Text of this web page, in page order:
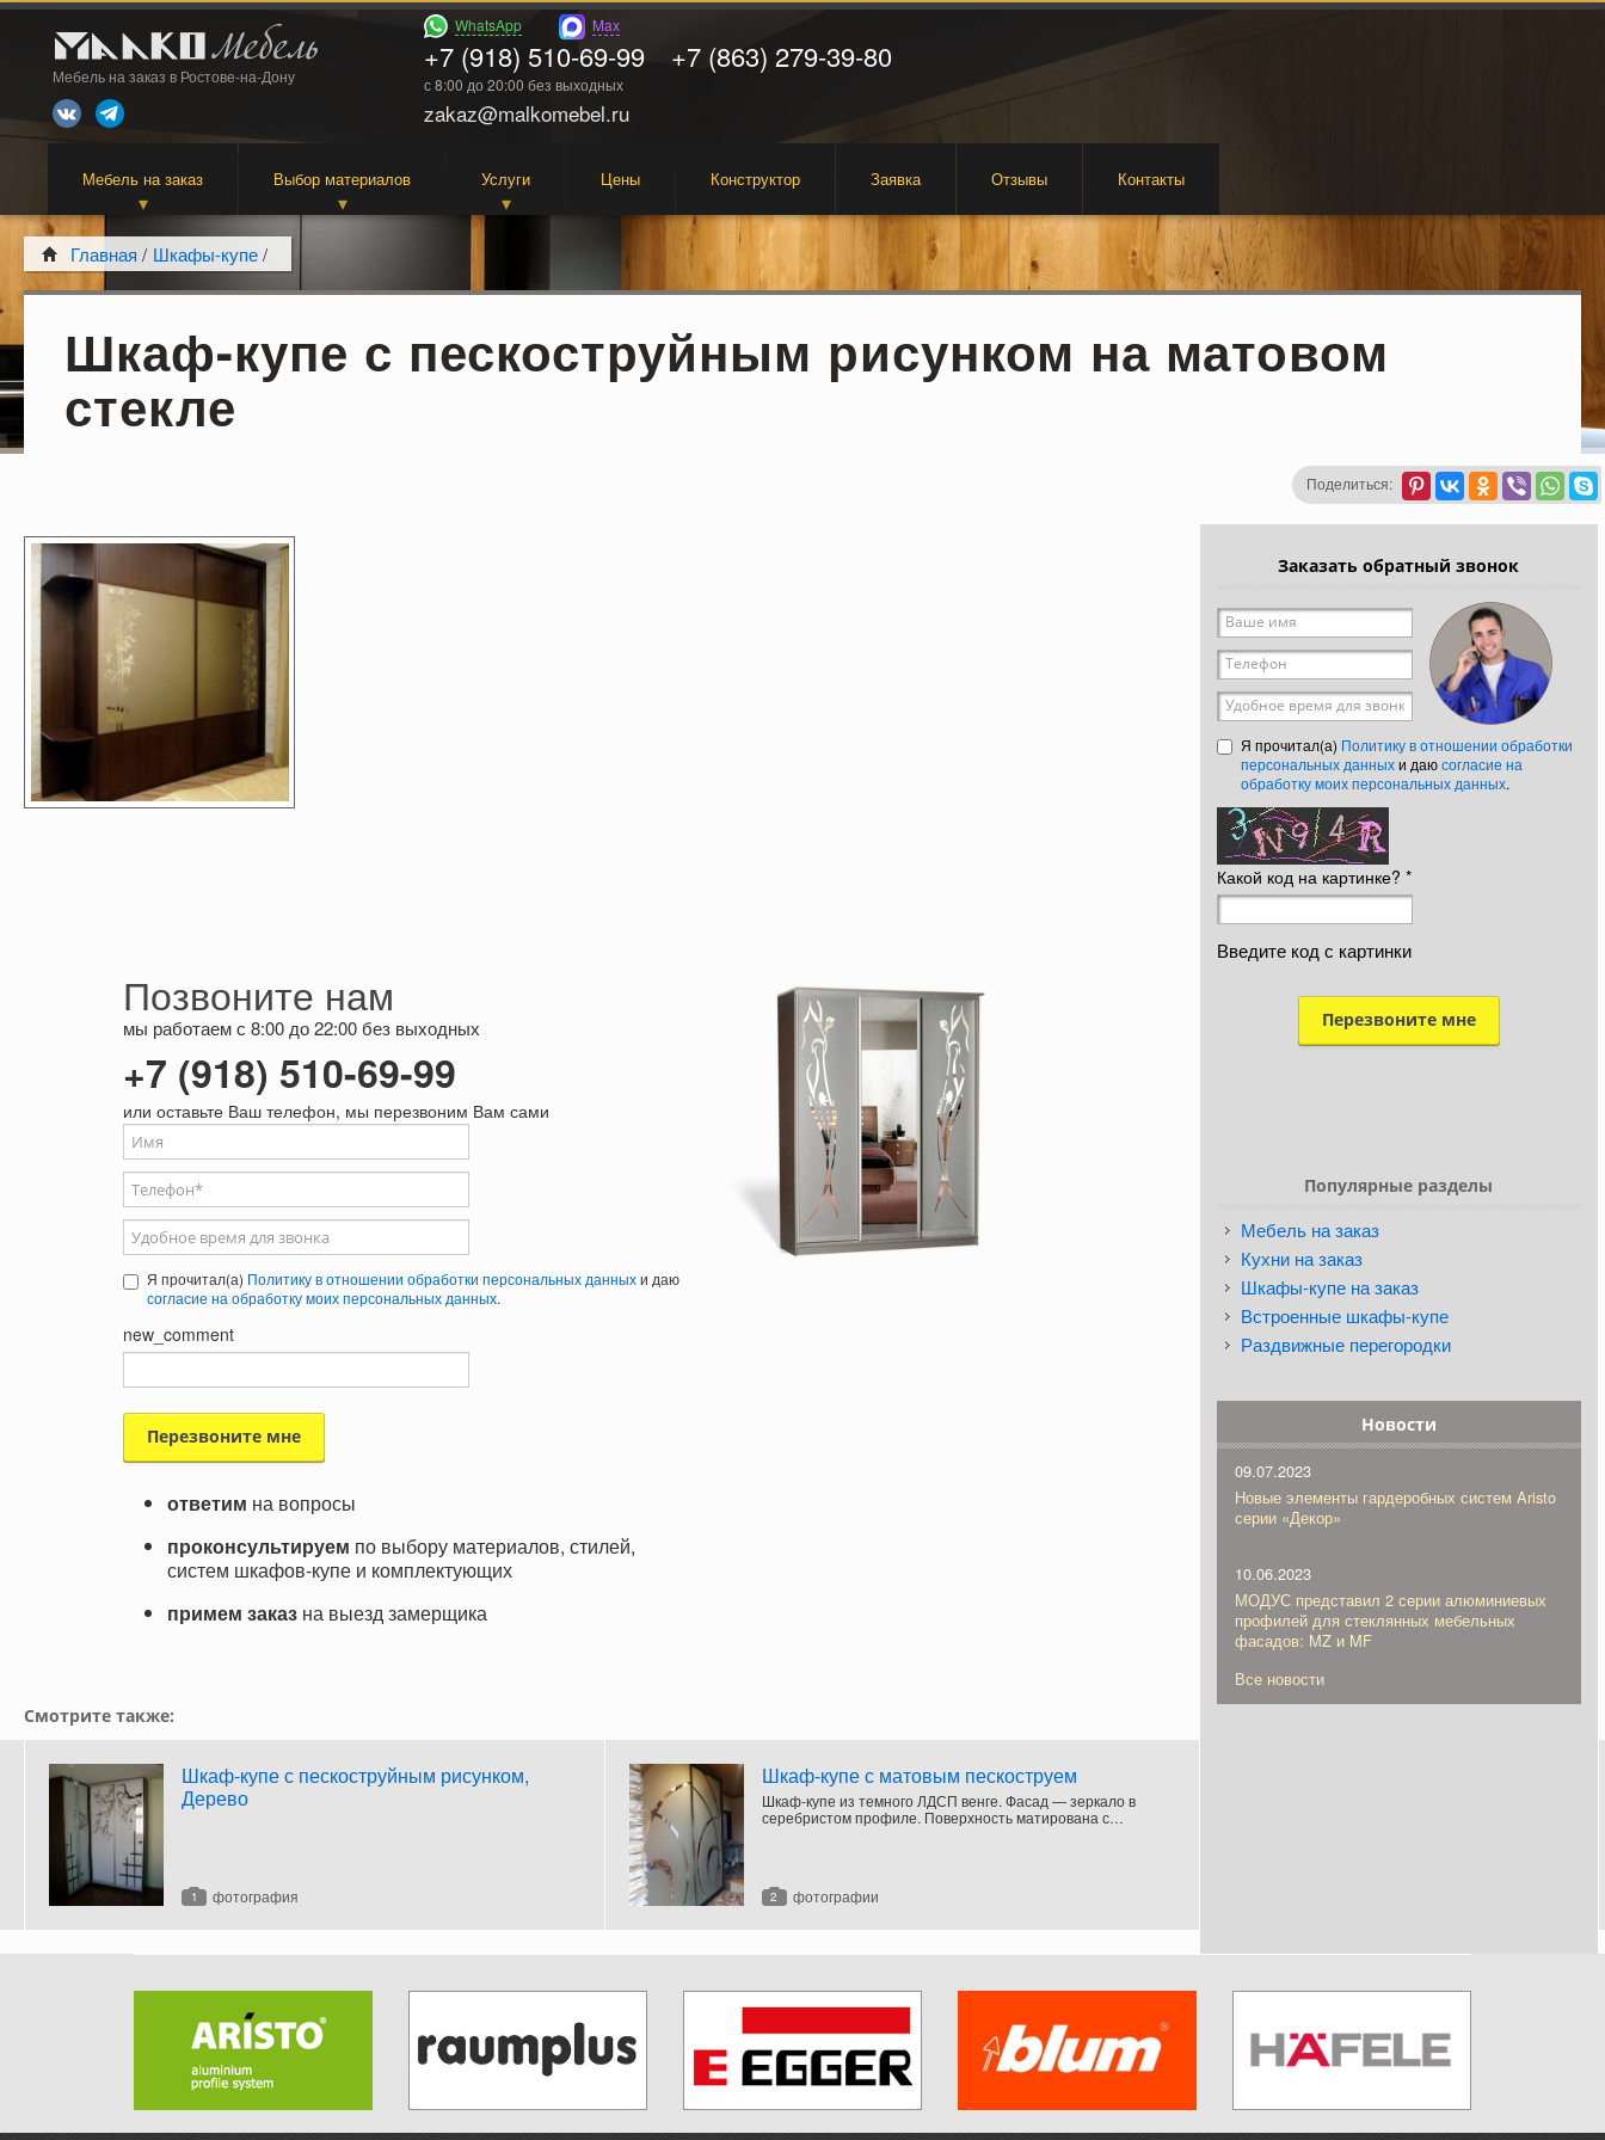
Мебель на заказ в Ростове-на-Дону
WhatsApp Max
+7 (918) 510-69-99 +7 (863) 279-39-80
с 8:00 до 20:00 без выходных
zakaz@malkomebel.ru
Мебель на заказ Выбор материалов Услуги Цены Конструктор Заявка Отзывы Контакты
Главная / Шкафы-купе/
Шкаф-купе с пескоструйным рисунком на матовом
стекле
Поделиться:
Позвоните нам
мы работаем с 8:00 до 22:00 без выходных
+7 (918) 510-69-99
или оставьте Ваш телефон, мы перезвоним Вам сами
Ваше имя
Телефон*
Удобное время для звонка
Я прочитал(а) Политику в отношении обработки персональных данныхи даю
согласие на обработку моих персональных данных.
new_comment
ответим на вопросы
проконсультируем по выбору материалов, стилей,
систем шкафов-купе и комплектующих
примем заказна выезд замерщика
Смотрите также:
Шкаф-купе с пескоструйным рисунком,
Дерево
1 фотография
Шкаф-купе с матовым пескоструем
Шкаф-купе из темного ЛДСП венге. Фасад — зеркало в
серебристом профиле. Поверхность матирована с
2 фотографии
Заказать обратный звонок
Ваше имя*
Телефон*
Удобное время для звонка
Я прочитал(а) Политику в отношении обработки
персональных данныхи даюсогласие на
обработку моих персональных данных.
Какой код на картинке? *
Введите код с картинки
Популярные разделы
Мебель на заказ
Кухни на заказ
Шкафы-купе на заказ
Встроенные шкафы-купе
Раздвижные перегородки
Новости
09.07.2023
Новые элементы гардеробных систем Aristo
серии «Декор»
10.06.2023
МОДУС представил 2 серии алюминиевых
профилей для стеклянных мебельных
фасадов: MZ и MF
Все новости